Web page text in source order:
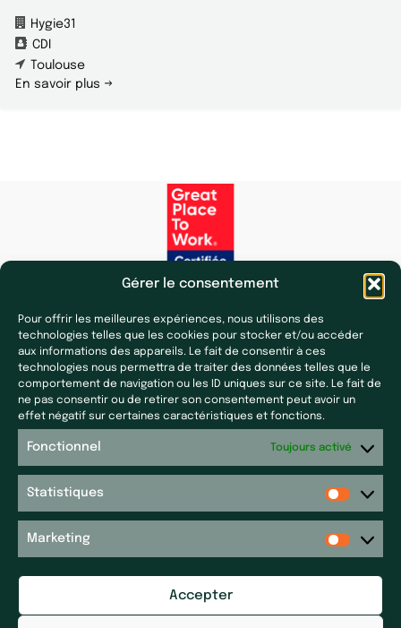
Gérer le consentement
Pour offrir les meilleures expériences, nous utilisons des
technologies telles que les cookies pour stocker et/ou accéder
aux informations des appareils. Le fait de consentir à ces
technologies nous permettra de traiter des données telles que le
comportement de navigation ou les ID uniques sur ce site. Le fait de
ne pas consentir ou de retirer son consentement peut avoir un
effet négatif sur certaines caractéristiques et fonctions.
Fonctionnel Toujours activé
Statistiques
Marketing
Accepter
Hygie31
CDI
Toulouse
En savoir plus
Nos filiales
Laf Santé
Ecoceutics
Gener+
Elsker Group
Magdaléon
Quartz
RPM
Presse & actualités
Toutes nos actualités
Presse
Contact